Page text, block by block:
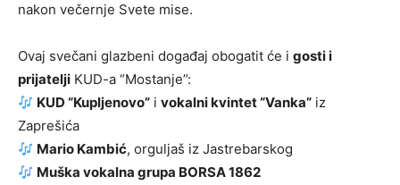
nakon večernje Svete mise.
Ovaj svečani glazbeni događaj obogatit će i gosti i
prijatelji KUD-a “Mostanje”:
KUD “Kupljenovo” ivokalni kvintet “Vanka” iz
Zaprešića
Mario Kambić, orguljaš iz Jastrebarskog
Muška vokalna grupa BORSA 1862